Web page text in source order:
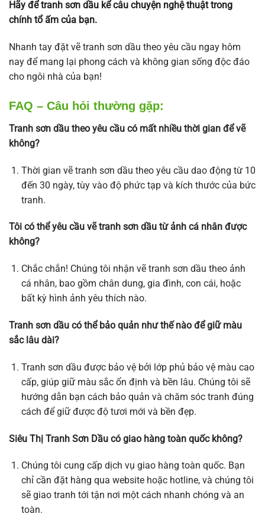
Hãy để tranh sơn dầu kể câu chuyện nghệ thuật trong
chính tổ ấm của bạn.
Nhanh tay đặt vẽ tranh sơn dầu theo yêu cầu ngay hôm
nay để mang lại phong cách và không gian sống độc đáo
cho ngôi nhà của bạn!
FAQ – Câu hỏi thường gặp:
Tranh sơn dầu theo yêu cầu có mất nhiều thời gian để vẽ
không?
Thời gian vẽ tranh sơn dầu theo yêu cầu dao động từ 10
đến 30 ngày, tùy vào độ phức tạp và kích thước của bức
tranh.
Tôi có thể yêu cầu vẽ tranh sơn dầu từ ảnh cá nhân được
không?
Chắc chắn! Chúng tôi nhận vẽ tranh sơn dầu theo ảnh
cá nhân, bao gồm chân dung, gia đình, con cái, hoặc
bất kỳ hình ảnh yêu thích nào.
Tranh sơn dầu có thể bảo quản như thế nào để giữ màu
sắc lâu dài?
Tranh sơn dầu được bảo vệ bởi lớp phủ bảo vệ màu cao
cấp, giúp giữ màu sắc ổn định và bền lâu. Chúng tôi sẽ
hướng dẫn bạn cách bảo quản và chăm sóc tranh đúng
cách để giữ được độ tươi mới và bền đẹp.
Siêu Thị Tranh Sơn Dầu có giao hàng toàn quốc không?
Chúng tôi cung cấp dịch vụ giao hàng toàn quốc. Bạn
chỉ cần đặt hàng qua website hoặc hotline, và chúng tôi
sẽ giao tranh tới tận nơi một cách nhanh chóng và an
toàn.